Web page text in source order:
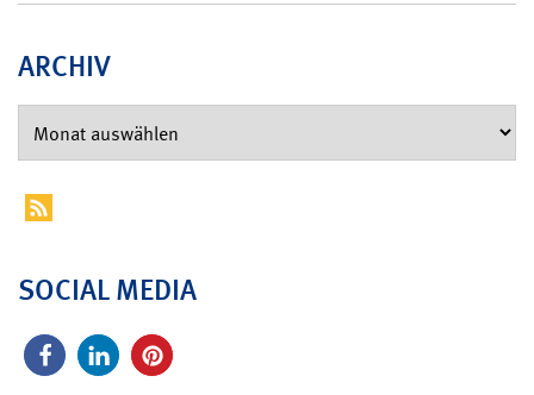
ARCHIV
SOCIAL MEDIA